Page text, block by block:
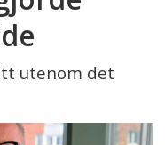
utenom det